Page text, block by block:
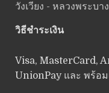
วังเวียง - หลวงพระบาง
วิธีชำระเงิน
Visa, MasterCard,
UnionPay และ พร้อม